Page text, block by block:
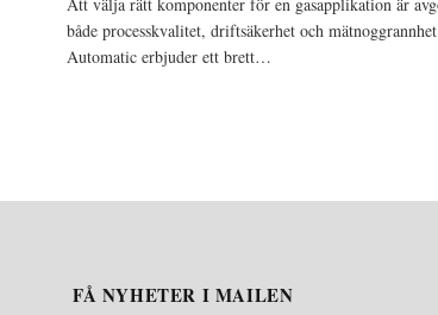
både processkvalitet, driftsäkerhet och
Automatic erbjuder ett brett…
FÅ NYHETER I MAILEN